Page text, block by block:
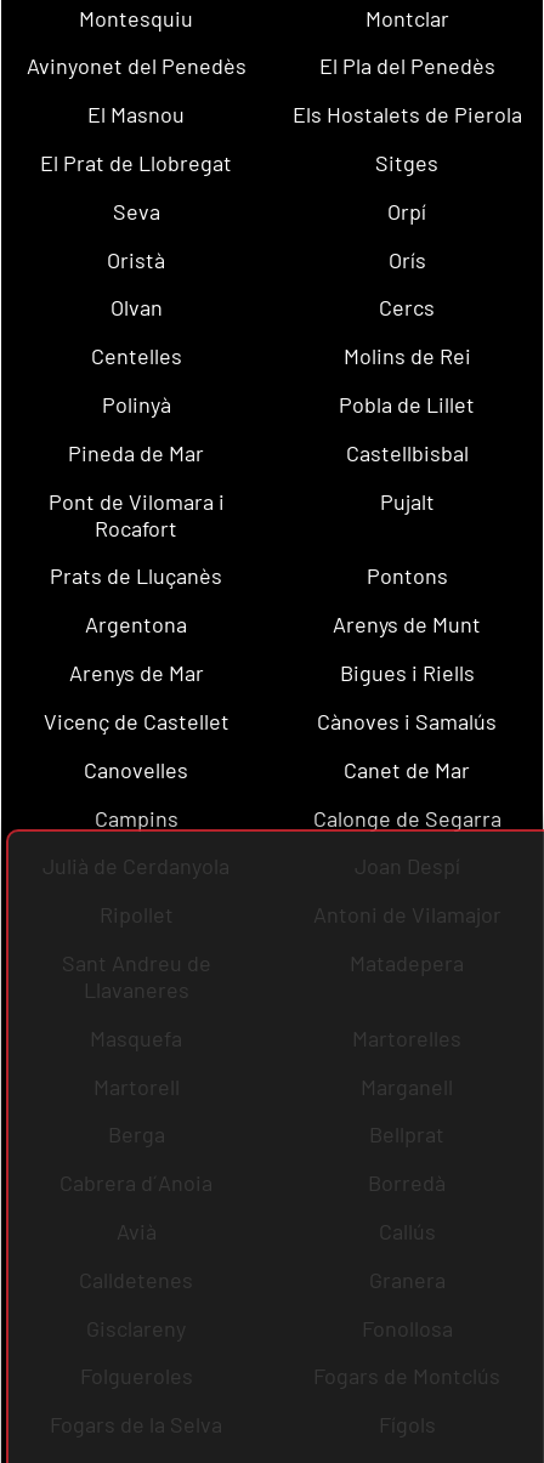
Montesquiu
Montclar
Avinyonet del Penedès
El Pla del Penedès
El Masnou
Els Hostalets de Pierola
El Prat de Llobregat
Sitges
Seva
Orpí
Oristà
Orís
Olvan
Cercs
Centelles
Molins de Rei
Polinyà
Pobla de Lillet
Pineda de Mar
Castellbisbal
Pont de Vilomara i
Rocafort
Pujalt
Prats de Lluçanès
Pontons
Argentona
Arenys de Munt
Arenys de Mar
Bigues i Riells
Vicenç de Castellet
Cànoves i Samalús
Canovelles
Canet de Mar
Campins
Calonge de Segarra
Julià de Cerdanyola
Joan Despí
Ripollet
Antoni de Vilamajor
Sant Andreu de
Llavaneres
Matadepera
Masquefa
Martorelles
Martorell
Marganell
Berga
Bellprat
Cabrera d´Anoia
Borredà
Avià
Callús
Calldetenes
Granera
Gisclareny
Fonollosa
Folgueroles
Fogars de Montclús
Fogars de la Selva
Fígols